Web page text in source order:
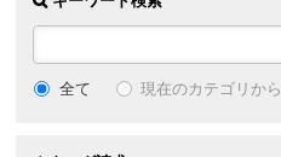
全て 現在のカテゴリから